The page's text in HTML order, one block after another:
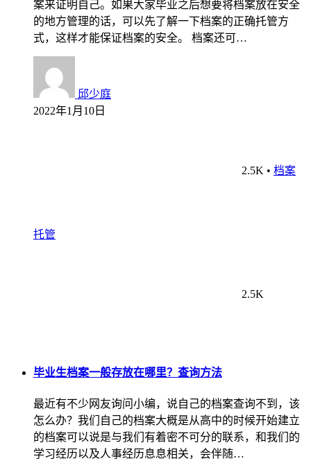
案来证明自己。如果大家毕业之后想要将档案放在安全
的地方管理的话，可以先了解一下档案的正确托管方
式，这样才能保证档案的安全。 档案还可…
邱少庭
2022年1月10日
2.5K • 档案
托管
2.5K
毕业生档案一般存放在哪里？查询方法
最近有不少网友询问小编，说自己的档案查询不到，该
怎么办？我们自己的档案大概是从高中的时候开始建立
的档案可以说是与我们有着密不可分的联系，和我们的
学习经历以及人事经历息息相关，会伴随…